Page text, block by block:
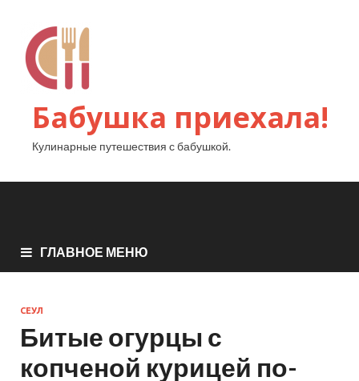
Бабушка приехала!
Кулинарные путешествия с бабушкой.
ГЛАВНОЕ МЕНЮ
СЕУЛ
Битые огурцы с
копченой курицей по-